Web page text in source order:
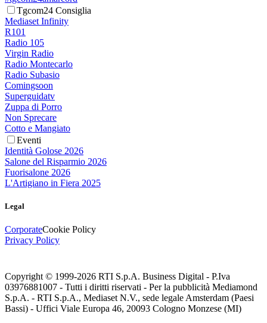
Tgcom24 Consiglia
Mediaset Infinity
R101
Radio 105
Virgin Radio
Radio Montecarlo
Radio Subasio
Comingsoon
Superguidatv
Zuppa di Porro
Non Sprecare
Cotto e Mangiato
Eventi
Identità Golose 2026
Salone del Risparmio 2026
Fuorisalone 2026
L'Artigiano in Fiera 2025
Legal
CorporateCookie Policy
Privacy Policy
Copyright © 1999-2026 RTI S.p.A. Business Digital - P.Iva
03976881007 - Tutti i diritti riservati - Per la pubblicità Mediamond
S.p.A. - RTI S.p.A., Mediaset N.V., sede legale Amsterdam (Paesi
Bassi) - Uffici Viale Europa 46, 20093 Cologno Monzese (MI)